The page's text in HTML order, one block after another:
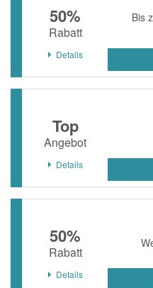
Ankerkraut
ABOUT YOU
Alle Shops
50%
Rabatt
Bis
Details
Top
Angebot
Details
50%
Rabatt
Details